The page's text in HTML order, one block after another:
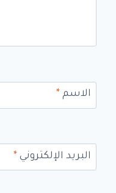
الاسم *
البريد الإلكتروني *